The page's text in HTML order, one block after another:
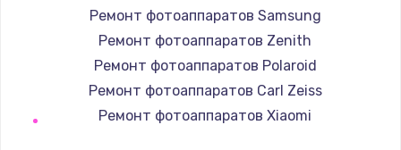
Ремонт фотоаппаратов Samsung
Ремонт фотоаппаратов Zenith
Ремонт фотоаппаратов Polaroid
Ремонт фотоаппаратов Carl Zeiss
Ремонт фотоаппаратов Xiaomi